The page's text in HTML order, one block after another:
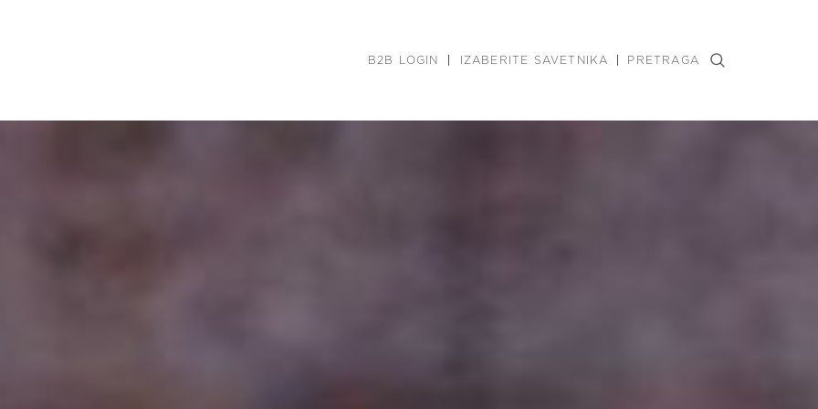
B2B LOGIN IZABERITE SAVETNIKA PRETRAGA